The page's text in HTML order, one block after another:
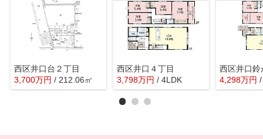
西区井口台２丁目
3,700万円 / 212.06㎡
西区井口４丁目
3,798万円 / 4LDK
西区井口鈴
4,298万円